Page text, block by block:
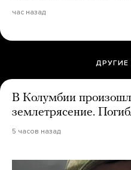
час назад
В Колумбии
землетрясение.
5 часов назад